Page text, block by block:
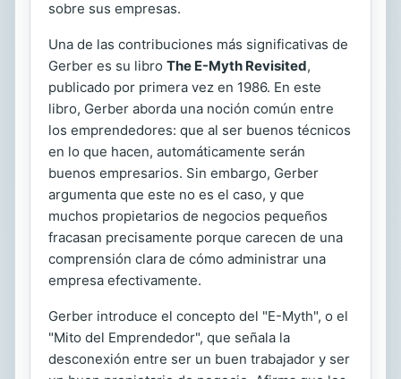
sobre sus empresas.
Una de las contribuciones más significativas de
Gerber es su libro The E-Myth Revisited,
publicado por primera vez en 1986. En este
libro, Gerber aborda una noción común entre
los emprendedores: que al ser buenos técnicos
en lo que hacen, automáticamente serán
buenos empresarios. Sin embargo, Gerber
argumenta que este no es el caso, y que
muchos propietarios de negocios pequeños
fracasan precisamente porque carecen de una
comprensión clara de cómo administrar una
empresa efectivamente.
Gerber introduce el concepto del "E-Myth", o el
"Mito del Emprendedor", que señala la
desconexión entre ser un buen trabajador y ser